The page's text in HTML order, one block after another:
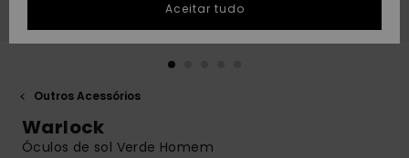
conversa para
obteres a
resposta mais
rápida à tua
PRESENTE
DESEJO
Outros Acessórios
Warlock
Óculos de sol Verde Homem
Aceitar tudo